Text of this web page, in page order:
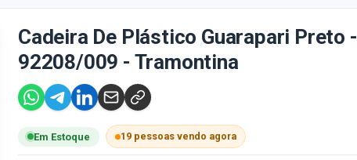
Cadeira De Plástico Guarapari Preto -
92208/009 - Tramontina
Em Estoque 19 pessoas vendo agora